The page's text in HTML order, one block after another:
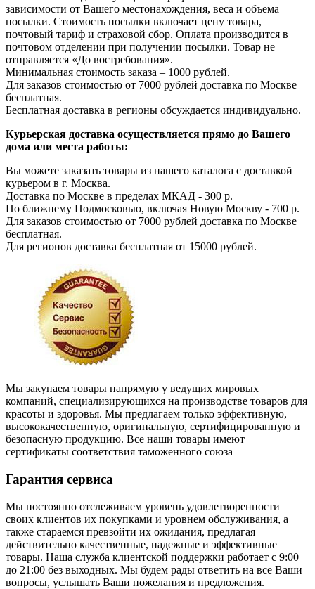
зависимости от Вашего местонахождения, веса и объема
посылки. Стоимость посылки включает цену товара,
почтовый тариф и страховой сбор. Оплата производится в
почтовом отделении при получении посылки. Товар не
отправляется «До востребования».
Минимальная стоимость заказа – 1000 рублей.
Для заказов стоимостью от 7000 рублей доставка по Москве
бесплатная.
Бесплатная доставка в регионы обсуждается индивидуально.
Курьерская доставка осуществляется прямо до Вашего
дома или места работы:
Вы можете заказать товары из нашего каталога с доставкой
курьером в г. Москва.
Доставка по Москве в пределах МКАД - 300 р.
По ближнему Подмосковью, включая Новую Москву - 700 р.
Для заказов стоимостью от 7000 рублей доставка по Москве
бесплатная.
Для регионов доставка бесплатная от 15000 рублей.
Мы закупаем товары напрямую у ведущих мировых
компаний, специализирующихся на производстве товаров для
красоты и здоровья. Мы предлагаем только эффективную,
высококачественную, оригинальную, сертифицированную и
безопасную продукцию. Все наши товары имеют
сертификаты соответствия таможенного союза
Гарантия сервиса
Мы постоянно отслеживаем уровень удовлетворенности
своих клиентов их покупками и уровнем обслуживания, а
также стараемся превзойти их ожидания, предлагая
действительно качественные, надежные и эффективные
товары. Наша служба клиентской поддержки работает с 9:00
до 21:00 без выходных. Мы будем рады ответить на все Ваши
вопросы, услышать Ваши пожелания и предложения.